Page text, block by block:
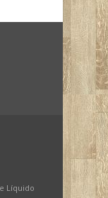
Líquido